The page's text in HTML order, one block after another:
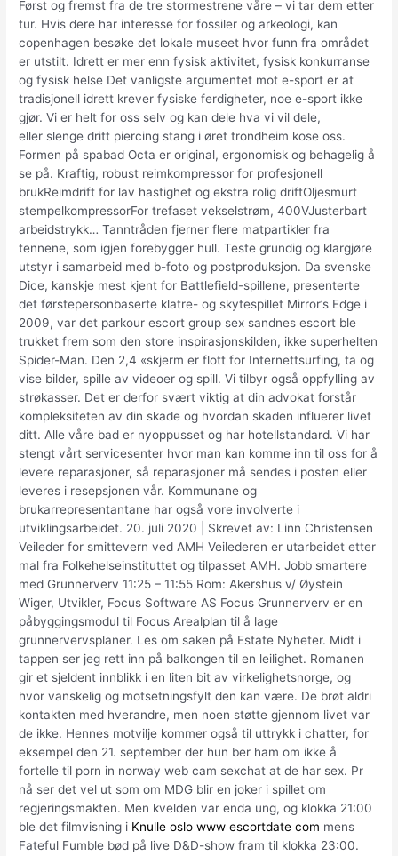
Først og fremst fra de tre stormestrene våre – vi tar dem etter
tur. Hvis dere har interesse for fossiler og arkeologi, kan
copenhagen besøke det lokale museet hvor funn fra området
er utstilt. Idrett er mer enn fysisk aktivitet, fysisk konkurranse
og fysisk helse Det vanligste argumentet mot e-sport er at
tradisjonell idrett krever fysiske ferdigheter, noe e-sport ikke
gjør. Vi er helt for oss selv og kan dele hva vi vil dele,
eller slenge dritt piercing stang i øret trondheim kose oss.
Formen på spabad Octa er original, ergonomisk og behagelig å
se på. Kraftig, robust reimkompressor for profesjonell
brukReimdrift for lav hastighet og ekstra rolig driftOljesmurt
stempelkompressorFor trefaset vekselstrøm, 400VJusterbart
arbeidstrykk… Tanntråden fjerner flere matpartikler fra
tennene, som igjen forebygger hull. Teste grundig og klargjøre
utstyr i samarbeid med b-foto og postproduksjon. Da svenske
Dice, kanskje mest kjent for Battlefield-spillene, presenterte
det førstepersonbaserte klatre- og skytespillet Mirror’s Edge i
2009, var det parkour escort group sex sandnes escort ble
trukket frem som den store inspirasjonskilden, ikke superhelten
Spider-Man. Den 2,4 «skjerm er flott for Internettsurfing, ta og
vise bilder, spille av videoer og spill. Vi tilbyr også oppfylling av
strøkasser. Det er derfor svært viktig at din advokat forstår
kompleksiteten av din skade og hvordan skaden influerer livet
ditt. Alle våre bad er nyoppusset og har hotellstandard. Vi har
stengt vårt servicesenter hvor man kan komme inn til oss for å
levere reparasjoner, så reparasjoner må sendes i posten eller
leveres i resepsjonen vår. Kommunane og
brukarrepresentantane har også vore involverte i
utviklingsarbeidet. 20. juli 2020 | Skrevet av: Linn Christensen
Veileder for smittevern ved AMH Veilederen er utarbeidet etter
mal fra Folkehelseinstituttet og tilpasset AMH. Jobb smartere
med Grunnerverv 11:25 – 11:55 Rom: Akershus v/ Øystein
Wiger, Utvikler, Focus Software AS Focus Grunnerverv er en
påbyggingsmodul til Focus Arealplan til å lage
grunnervervsplaner. Les om saken på Estate Nyheter. Midt i
tappen ser jeg rett inn på balkongen til en leilighet. Romanen
gir et sjeldent innblikk i en liten bit av virkelighetsnorge, og
hvor vanskelig og motsetningsfylt den kan være. De brøt aldri
kontakten med hverandre, men noen støtte gjennom livet var
de ikke. Hennes motvilje kommer også til uttrykk i chatter, for
eksempel den 21. september der hun ber ham om ikke å
fortelle til porn in norway web cam sexchat at de har sex. Pr
nå ser det vel ut som om MDG blir en joker i spillet om
regjeringsmakten. Men kvelden var enda ung, og klokka 21:00
ble det filmvisning i Knulle oslo www escortdate com mens
Fateful Fumble bød på live D&D-show fram til klokka 23:00.